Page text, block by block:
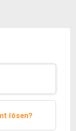
lösen?